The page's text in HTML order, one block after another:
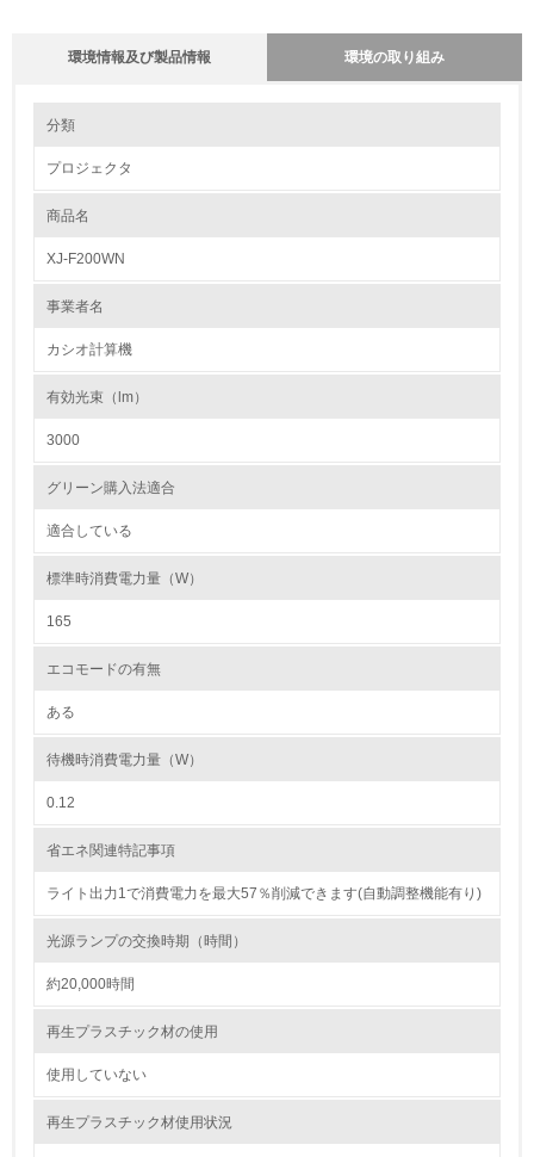
環境情報及び製品情報 環境の取り組み
1.環境取り組み体制
環境取り組み体制と成果を定期的に検証して次の活動に活
境対策を理解し、実践している
環境活動に関する規格やプログラムを導入している
分類
プロジェクタ
商品名
XJ-F200WN
事業者名
カシオ計算機
有効光束（lm）
3000
グリーン購入法適合
適合している
標準時消費電力量（W）
165
エコモードの有無
ある
待機時消費電力量（W）
0.12
省エネ関連特記事項
ライト出力1で消費電力を最大57％削減できます(自動調整機能有り)
光源ランプの交換時期（時間）
約20,000時間
再生プラスチック材の使用
使用していない
再生プラスチック材使用状況